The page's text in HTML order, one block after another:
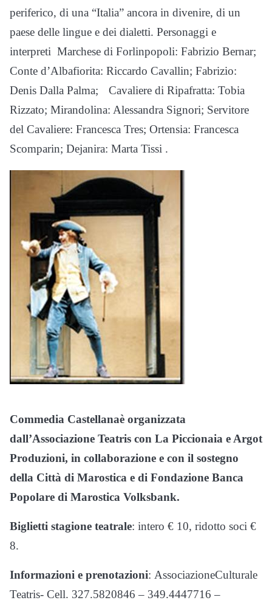
periferico, di una “Italia” ancora in divenire, di un
paese delle lingue e dei dialetti. Personaggi e
interpreti Marchese di Forlinpopoli: Fabrizio Bernar;
Conte d’Albafiorita: Riccardo Cavallin; Fabrizio:
Denis Dalla Palma; Cavaliere di Ripafratta: Tobia
Rizzato; Mirandolina: Alessandra Signori; Servitore
del Cavaliere: Francesca Tres; Ortensia: Francesca
Scomparin; Dejanira: Marta Tissi .
Commedia Castellanaè organizzata
dall’Associazione Teatris con La Piccionaia e Argot
Produzioni, in collaborazione e con il sostegno
della Città di Marostica e di Fondazione Banca
Popolare di Marostica Volksbank.
Biglietti stagione teatrale: intero € 10, ridotto soci €
8.
Informazioni e prenotazioni: AssociazioneCulturale
Teatris- Cell. 327.5820846 – 349.4447716 –